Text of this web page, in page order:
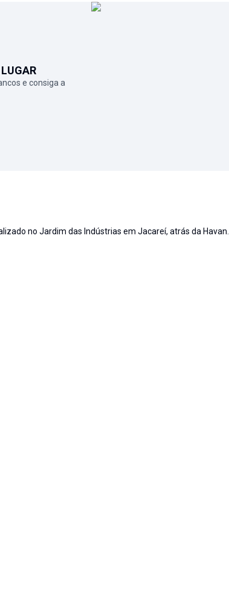
e consiga a
no Jardim das Indústrias em Jacareí, atrás da Havan.